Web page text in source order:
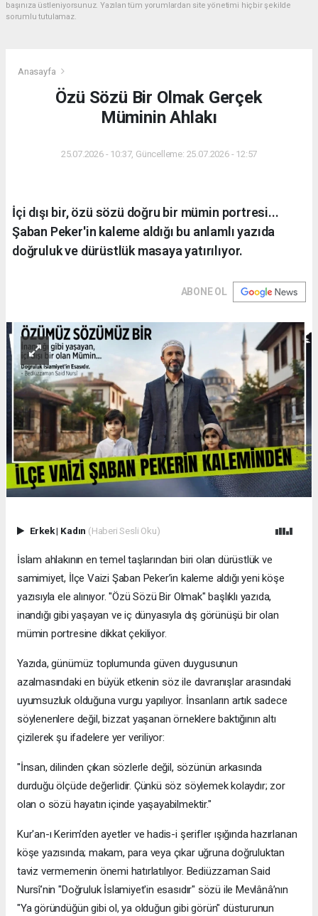
başınıza üstleniyorsunuz. Yazılan tüm yorumlardan site yönetimi hiçbir şekilde
sorumlu tutulamaz.
Anasayfa
Özü Sözü Bir Olmak Gerçek
Müminin Ahlakı
25.07.2026 - 10:37, Güncelleme: 25.07.2026 - 12:57
İçi dışı bir, özü sözü doğru bir mümin portresi...
Şaban Peker'in kaleme aldığı bu anlamlı yazıda
doğruluk ve dürüstlük masaya yatırılıyor.
ABONE OL
Erkek| Kadın (Haberi Sesli Oku)
İslam ahlakının en temel taşlarından biri olan dürüstlük ve
samimiyet, İlçe Vaizi Şaban Peker’in kaleme aldığı yeni köşe
yazısıyla ele alınıyor. "Özü Sözü Bir Olmak" başlıklı yazıda,
inandığı gibi yaşayan ve iç dünyasıyla dış görünüşü bir olan
mümin portresine dikkat çekiliyor.
​Yazıda, günümüz toplumunda güven duygusunun
azalmasındaki en büyük etkenin söz ile davranışlar arasındaki
uyumsuzluk olduğuna vurgu yapılıyor. İnsanların artık sadece
söylenenlere değil, bizzat yaşanan örneklere baktığının altı
çizilerek şu ifadelere yer veriliyor:
​"İnsan, dilinden çıkan sözlerle değil, sözünün arkasında
durduğu ölçüde değerlidir. Çünkü söz söylemek kolaydır; zor
olan o sözü hayatın içinde yaşayabilmektir."
​Kur'an-ı Kerim'den ayetler ve hadis-i şerifler ışığında hazırlanan
köşe yazısında; makam, para veya çıkar uğruna doğruluktan
taviz vermemenin önemi hatırlatılıyor. Bediüzzaman Said
Nursî’nin "Doğruluk İslamiyet'in esasıdır" sözü ile Mevlânâ’nın
"Ya göründüğün gibi ol, ya olduğun gibi görün" düsturunun